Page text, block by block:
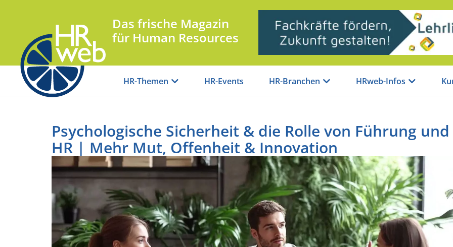
Das frische Magazin
für Human Resources
HR-Themen HR-Events HR-Branchen HRweb-Infos
Psychologische Sicherheit & die Rolle von Führung und
HR | Mehr Mut, Offenheit & Innovation